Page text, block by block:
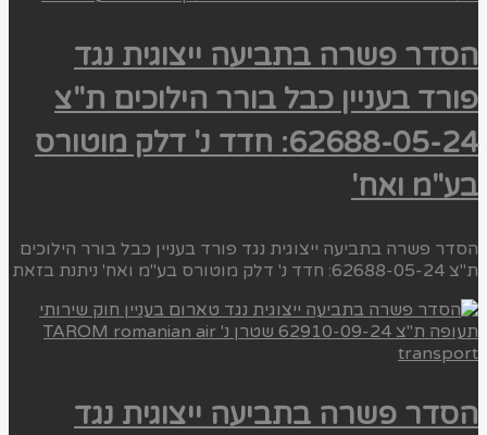
הסדר פשרה בתביעה ייצוגית נגד
פורד בעניין כבל בורר הילוכים ת"צ
62688-05-24: חדד נ' דלק מוטורס
בע"מ ואח'
הסדר פשרה בתביעה ייצוגית נגד פורד בעניין כבל בורר הילוכים
ת"צ 62688-05-24: חדד נ' דלק מוטורס בע"מ ואח' ניתנת בזאת
הסדר פשרה בתביעה ייצוגית נגד